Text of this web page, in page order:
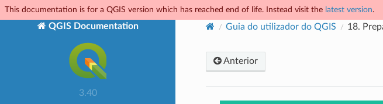
This documentation is for a QGIS version which has reached end of life. Instead visit the latest version.
QGIS Documentation
3.40
1. Iniciando
2. Working with Project Files
3. A interface do QGIS
4. The Browser panel
5. QGIS Configuration
6. Trabalhando com Projecções
Guia do utilizador do QGIS 18.
Anterior